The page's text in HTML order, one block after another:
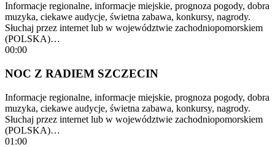
Informacje regionalne, informacje miejskie, prognoza pogody, dobra
muzyka, ciekawe audycje, świetna zabawa, konkursy, nagrody.
Słuchaj przez internet lub w województwie zachodniopomorskiem
(POLSKA)…
00:00
NOC Z RADIEM SZCZECIN
Informacje regionalne, informacje miejskie, prognoza pogody, dobra
muzyka, ciekawe audycje, świetna zabawa, konkursy, nagrody.
Słuchaj przez internet lub w województwie zachodniopomorskiem
(POLSKA)…
01:00